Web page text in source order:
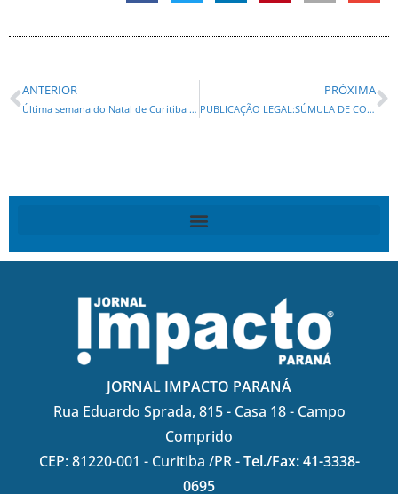
ANTERIOR
Última semana do Natal de Curitiba reúne grandes atrações no centro histórico e nos parques da cidade
PRÓXIMA
PUBLICAÇÃO LEGAL:SÚMULA DE CONCESSÃO DA LICENÇA DE OPERAÇÃO -AUTO POSTO EMF LTDA. –
JORNAL IMPACTO PARANÁ
Rua Eduardo Sprada, 815 - Casa 18 - Campo
Comprido
CEP: 81220-001 - Curitiba /PR -Tel./Fax: 41-3338-
0695